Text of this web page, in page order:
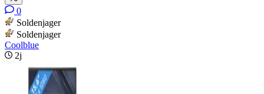
0
Soldenjager
Soldenjager
Coolblue
2j